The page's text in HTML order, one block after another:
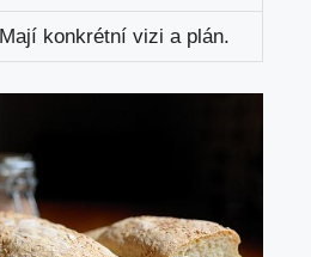
Mají konkrétní vizi a plán.